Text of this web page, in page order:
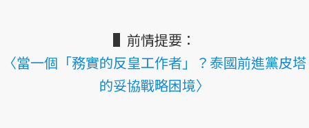
▌前情提要：
〈當一個「務實的反皇工作者」？泰國前進黨皮塔
的妥協戰略困境〉